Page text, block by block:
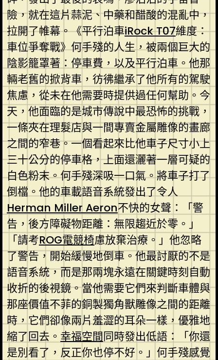
險，就在這片蒜泥、中藥和醋酸的混亂中，
拉開了帷幕。《平行泊車iRock T07維度：
車位爭奪戰》何手殘的人生，被兩個巨大的
陰影籠罩著：停車費，以及平行泊車。他那
輛老舊的掀背車，彷彿繼承了他所有的駕駛
焦慮，從未在他需要時提供過任何幫助。今
天，他面臨的是城市傳說中最恐怖的挑戰，
一條夾在理髮店與一間專賣金屬雕像的畫廊
之間的窄巷。一個看起來比他車子尺寸小上
三十公分的停車格，上面還灑著一層可疑的
白色粉末。何手殘深吸一口氣。將車子打了
倒檔。他的車載語音系統發出了令人
Herman Miller Aeron不快的女聲：「警
告，後方障礙物距離：無限趨近於零。」
「請考ROG電競椅慮放棄治療。」他忽略
了警告，開始緩慢地倒車。他最討厭的不是
語音系統，而是那兩塊永遠在關鍵時刻自動
收折的後視鏡。當他需要它們來判斷車體與
那座價值不菲的銅製獨角獸雕像之間的距離
時，它們卻像兩片羞澀的耳朵一樣，優雅地
縮了回去。 幸福空間同時發出低語：「你還
是別看了，反正你也停不好。」何手殘感覺